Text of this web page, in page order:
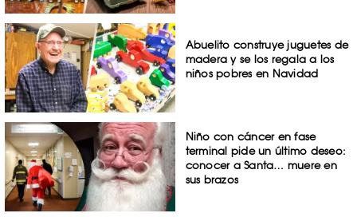
Abuelito construye juguetes de
madera y se los regala a los
niños pobres en Navidad
Niño con cáncer en fase
terminal pide un último deseo:
conocer a Santa… muere en
sus brazos